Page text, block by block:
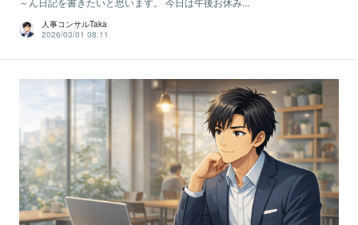
人事コンサルTaka
2026/03/01 08:11